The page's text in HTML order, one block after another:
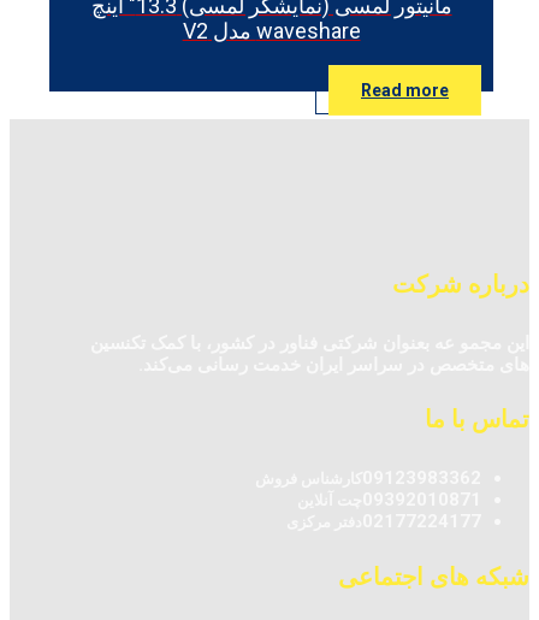
مانیتور لمسی (نمایشگر لمسی) 13.3″ اینچ
waveshare مدل V2
Read more
درباره شرکت
این مجمو عه بعنوان شرکتی فناور در کشور، با کمک تکنسین‌
تماس با ما
شبکه های اجتماعی